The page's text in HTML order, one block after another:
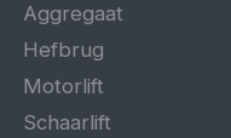
Aggregaat
Hefbrug
Motorlift
Schaarlift